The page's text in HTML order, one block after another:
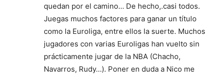
quedan por el camino… De hecho,.casi todos.
Juegas muchos factores para ganar un título
como la Euroliga, entre ellos la suerte. Muchos
jugadores con varias Euroligas han vuelto sin
prácticamente jugar de la NBA (Chacho,
Navarros, Rudy…). Poner en duda a Nico me